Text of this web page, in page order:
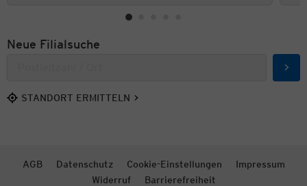
Neue Filialsuche
STANDORT ERMITTELN
AGB Datenschutz Cookie-Einstellungen
Impressum
Widerruf
Barrierefreiheit